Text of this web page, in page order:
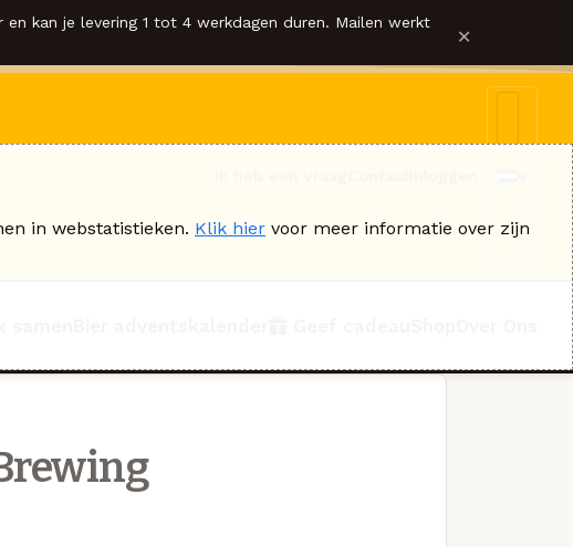
kan je levering 1 tot 4 werkdagen duren. Mailen werkt ×
in webstatistieken. Klik hier voor meer informatie over zijn